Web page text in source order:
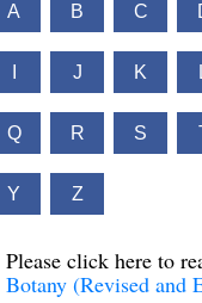
A B C
J K
Q R S
Y Z
Please click here to
Botany (Revised and